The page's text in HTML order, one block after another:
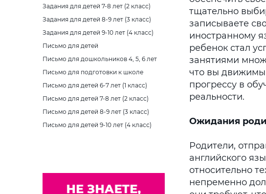
Задания для детей 7-8 лет (2 класс)
Задания для детей 8-9 лет (3 класс)
Задания для детей 9-10 лет (4 класс)
Письмо для детей
Письмо для дошкольников 4, 5, 6 лет
Письмо для подготовки к школе
Письмо для детей 6-7 лет (1 класс)
Письмо для детей 7-8 лет (2 класс)
Письмо для детей 8-9 лет (3 класс)
Письмо для детей 9-10 лет (4 класс)
тщательно
записываете
иностранному
ребенок стал
занятиями
что вы
прогрессу в
реальности.
Ожидания
Родители,
английского
относительно
непременно